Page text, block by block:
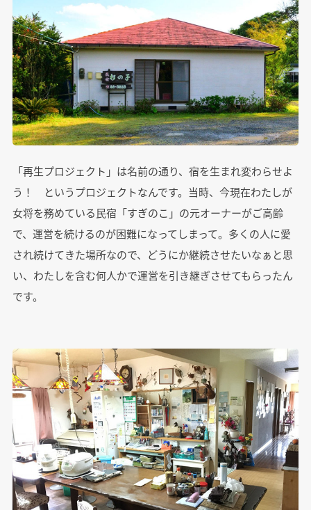
「再生プロジェクト」は名前の通り、宿を生まれ変わらせよ
う！ というプロジェクトなんです。当時、今現在わたしが
女将を務めている民宿「すぎのこ」の元オーナーがご高齢
で、運営を続けるのが困難になってしまって。多くの人に愛
され続けてきた場所なので、どうにか継続させたいなぁと思
い、わたしを含む何人かで運営を引き継ぎさせてもらったん
です。